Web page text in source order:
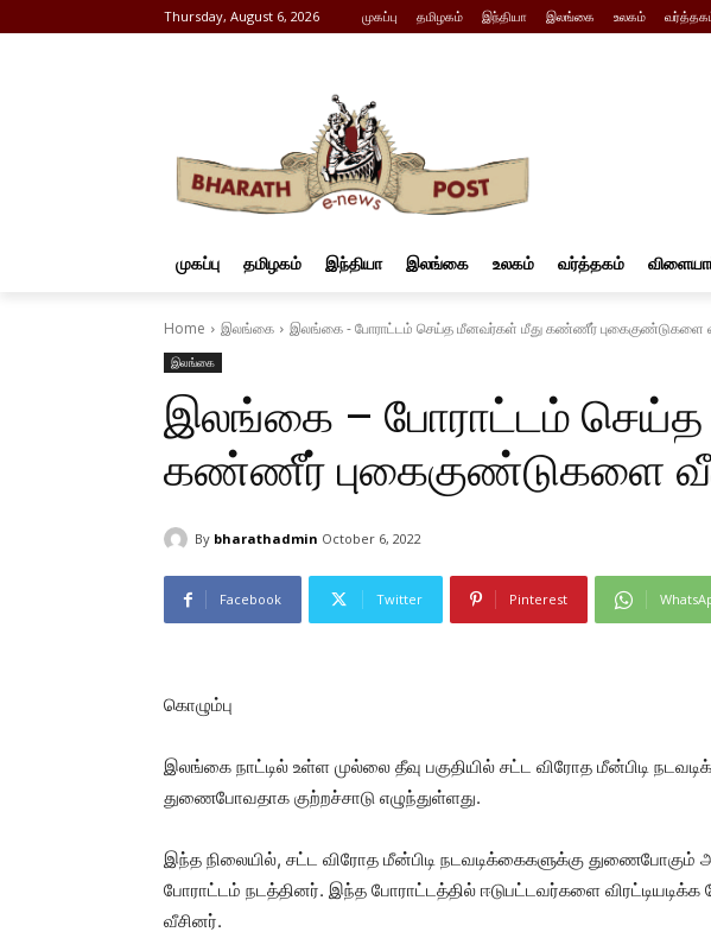
Thursday, August 6, 2026 முகப்பு தமிழகம் இந்தியா இலங்கை உலகம்
முகப்பு தமிழகம் இந்தியா இலங்கை உலகம் வர்த்தகம்
Home இலங்கை இலங்கை - போராட்டம் செய்த மீனவர்கள் மீது கண்ணீர் புகைகுண்டுகளை
இலங்கை
இலங்கை – போராட்டம் செய்த
கண்ணீர் புகைகுண்டுகளை
By bharathadmin October 6, 2022
Facebook Twitter Pinterest
கொழும்பு
இலங்கை நாட்டில் உள்ள முல்லை தீவு பகுதியில் சட்ட விரோத மீன்பிடி
துணைபோவதாக குற்றச்சாடு எழுந்துள்ளது.
இந்த நிலையில், சட்ட விரோத மீன்பிடி நடவடிக்கைகளுக்கு
போராட்டம் நடத்தினர். இந்த போராட்டத்தில் ஈடுபட்டவர்களை
வீசினர்.